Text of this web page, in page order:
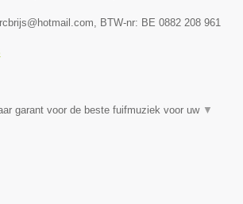
, BTW-nr: BE 0882 208 961
garant voor de beste fuifmuziek voor uw ▼